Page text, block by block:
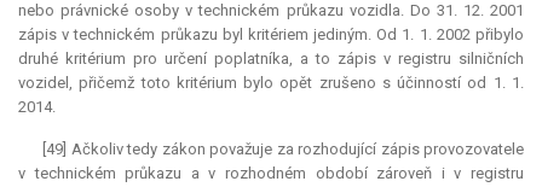
nebo právnické osoby v technickém průkazu vozidla. Do 31. 12. 2001
zápis v technickém průkazu byl kritériem jediným. Od 1. 1. 2002 přibylo
druhé kritérium pro určení poplatníka, a to zápis v registru silničních
vozidel, přičemž toto kritérium bylo opět zrušeno s účinností od 1. 1.
2014.
[49] Ačkoliv tedy zákon považuje za rozhodující zápis provozovatele
v technickém průkazu a v rozhodném období zároveň i v registru